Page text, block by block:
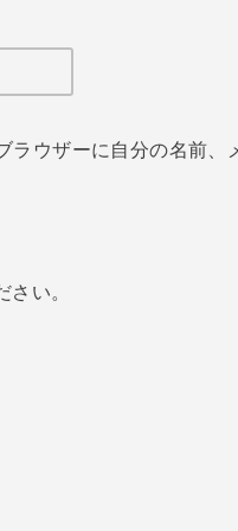
ラウザーに自分の名前
さい。